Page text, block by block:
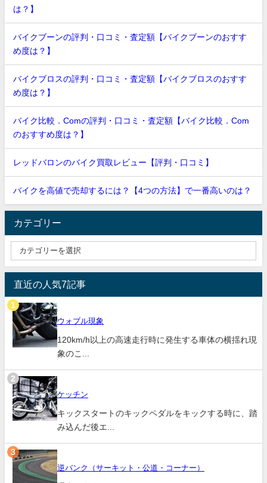
は？】
バイクブーンの評判・口コミ・査定額【バイクブーンのおすす
め度は？】
バイクブロスの評判・口コミ・査定額【バイクブロスのおすす
め度は？】
バイク比較．Comの評判・口コミ・査定額【バイク比較．Com
のおすすめ度は？】
レッドバロンのバイク買取レビュー【評判・口コミ】
バイクを高値で売却するには？【4つの方法】で一番高いのは？
カテゴリー
直近の人気7記事
ウォブル現象
120km/h以上の高速走行時に発生する車体の横揺れ現
象のこ...
ケッチン
キックスタートのキックペダルをキックする時に、踏
み込んだ後エ...
逆バンク（サーキット・公道・コーナー）